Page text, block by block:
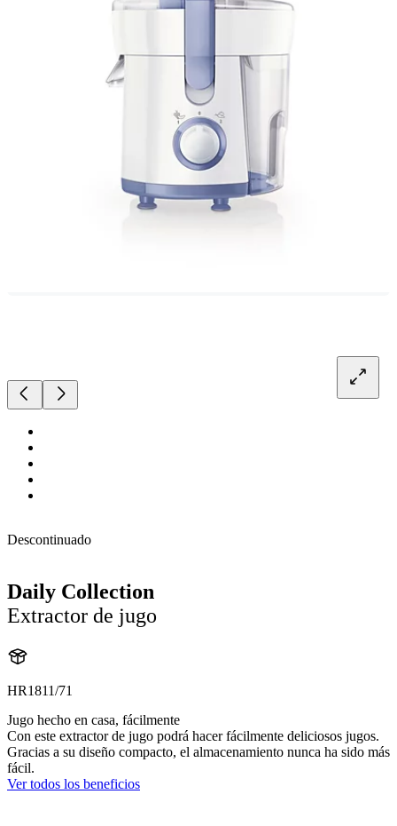
Descontinuado
Daily Collection
Extractor de jugo
HR1811/71
Jugo hecho en casa, fácilmente
Con este extractor de jugo podrá hacer fácilmente deliciosos jugos.
Gracias a su diseño compacto, el almacenamiento nunca ha sido más
fácil.
Ver todos los beneficios